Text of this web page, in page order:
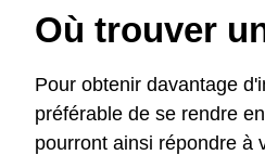
Où trouver
Pour obtenir davantage
préférable de se rendre
pourront ainsi répondre à